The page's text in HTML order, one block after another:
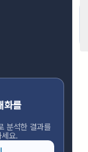
화를
분석한 결과를
요.